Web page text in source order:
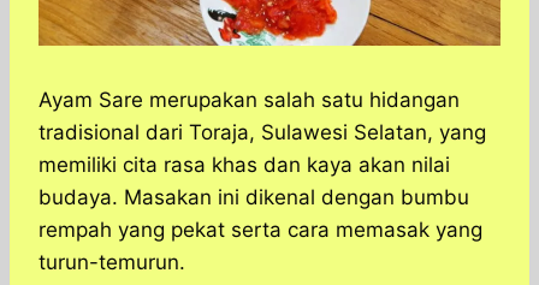
Ayam Sare merupakan salah satu hidangan
tradisional dari Toraja, Sulawesi Selatan, yang
memiliki cita rasa khas dan kaya akan nilai
budaya. Masakan ini dikenal dengan bumbu
rempah yang pekat serta cara memasak yang
turun-temurun.